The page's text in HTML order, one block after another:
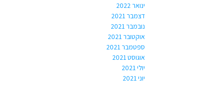
ינואר 2022
דצמבר 2021
נובמבר 2021
אוקטובר 2021
ספטמבר 2021
אוגוסט 2021
יולי 2021
יוני 2021